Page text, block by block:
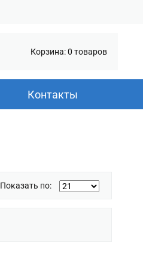
Корзина: 0 товаров
Контакты
Показать по: